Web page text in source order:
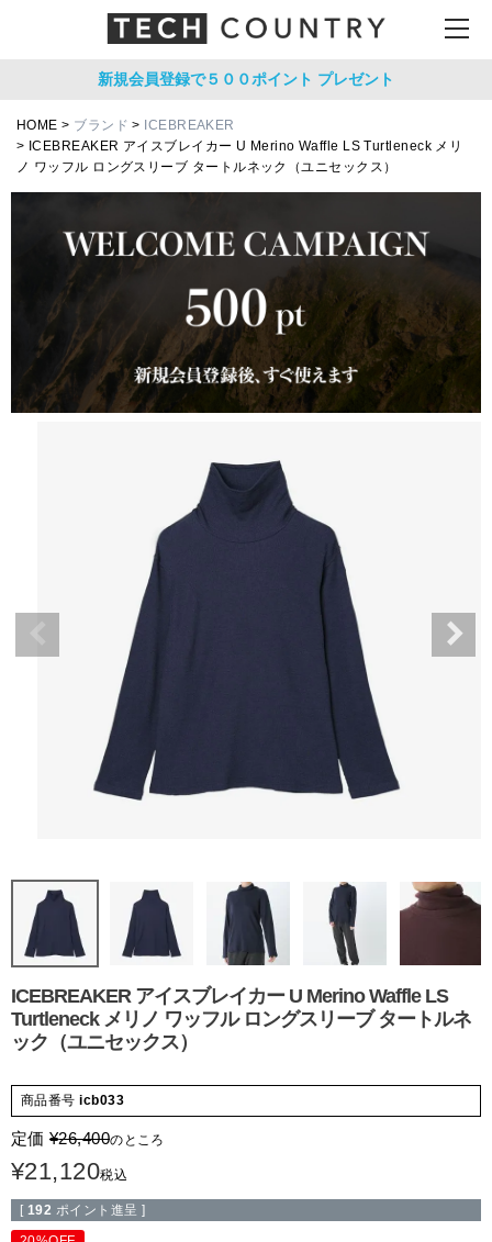
新規会員登録で５００ポイント プレゼント
HOME ブランド
ICEBREAKER
ICEBREAKER アイスブレイカー U Merino Waffle LS Turtleneck メリ
ノ ワッフル ロングスリーブ タートルネック（ユニセックス）
ICEBREAKER アイスブレイカー U Merino Waffle LS
Turtleneck メリノ ワッフル ロングスリーブ タートルネ
ック（ユニセックス）
商品番号 icb033
定価 ¥26,400のところ
¥21,120税込
[ 192 ポイント進呈 ]